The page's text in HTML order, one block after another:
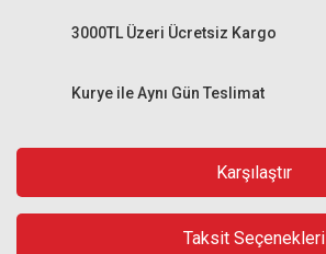
Kurye ile Aynı Gün Teslimat
3000TL Üzeri Ücretsiz Kargo
Karşılaştır
Taksit Seçenekleri